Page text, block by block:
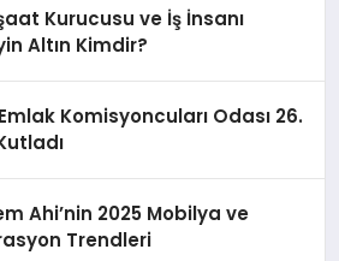
Kurucusu ve İş İnsanı
Altın Kimdir?
Komisyoncuları Odası 26.
Kutladı
Ahi’nin 2025 Mobilya ve
Trendleri